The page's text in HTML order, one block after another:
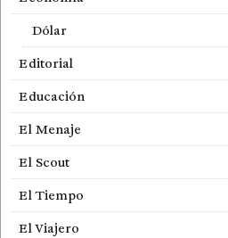
Dólar
Editorial
Educación
El Menaje
El Scout
El Tiempo
El Viajero